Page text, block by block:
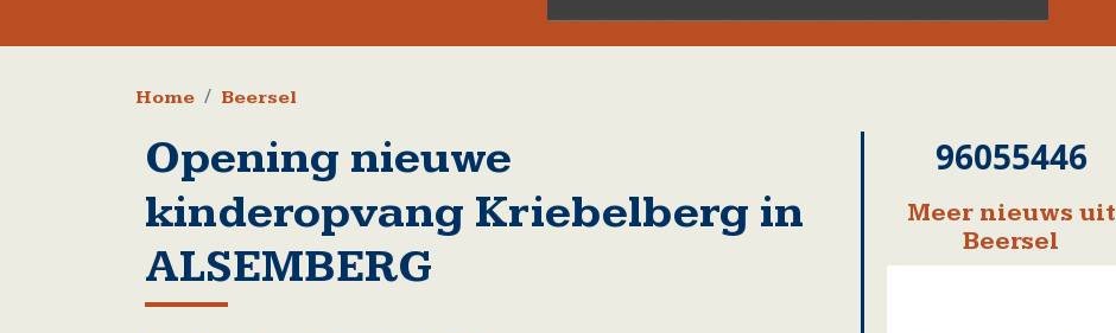
Kruimelpad
Home Beersel
Opening nieuwe
kinderopvang Kriebelberg in
ALSEMBERG
96055446
Meer nieuws uit
Beersel